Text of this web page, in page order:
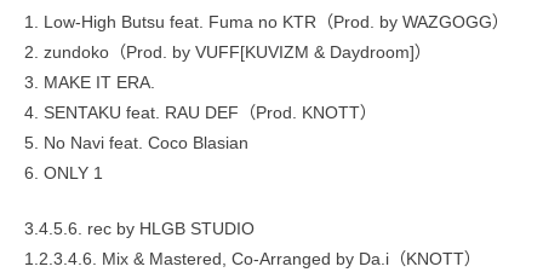
1. Low-High Butsu feat. Fuma no KTR（Prod. by WAZGOGG）
2. zundoko（Prod. by VUFF[KUVIZM & Daydroom]）
3. MAKE IT ERA.
4. SENTAKU feat. RAU DEF（Prod. KNOTT）
5. No Navi feat. Coco Blasian
6. ONLY 1
3.4.5.6. rec by HLGB STUDIO
1.2.3.4.6. Mix & Mastered, Co-Arranged by Da.i（KNOTT）